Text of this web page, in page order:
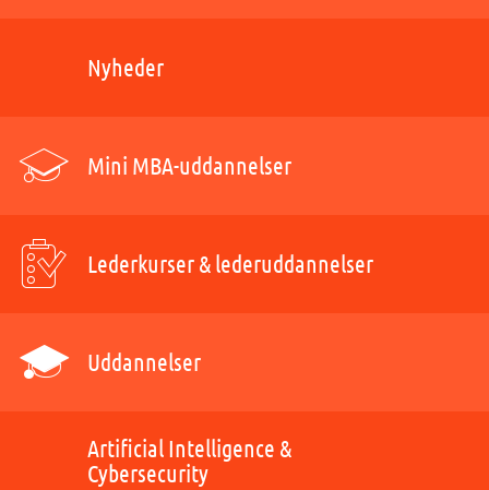
Nyheder
Mini MBA-uddannelser
Lederkurser & lederuddannelser
Uddannelser
Artificial Intelligence &
Cybersecurity